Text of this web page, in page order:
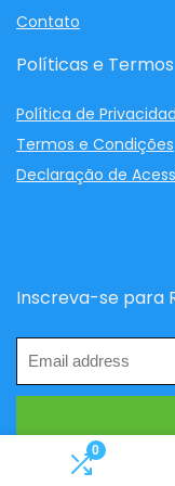
0
Contato
Políticas e Termos
Política de
Termos e Condições
Declaração de
Inscreva-se para